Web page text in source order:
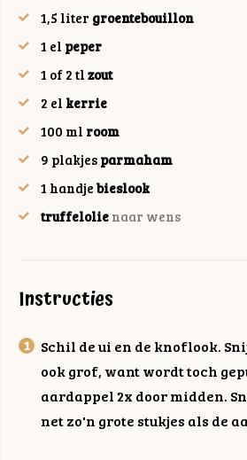
1,5 liter groentebouillon
1 el peper
1 of 2 tl zout
2 el kerrie
100 ml room
9 plakjes parmaham
1 handje bieslook
truffelolie naar wens
Instructies
Schil de ui en de knoflook.
ook grof, want wordt toch
aardappel 2x door midden.
net zo'n grote stukjes als de